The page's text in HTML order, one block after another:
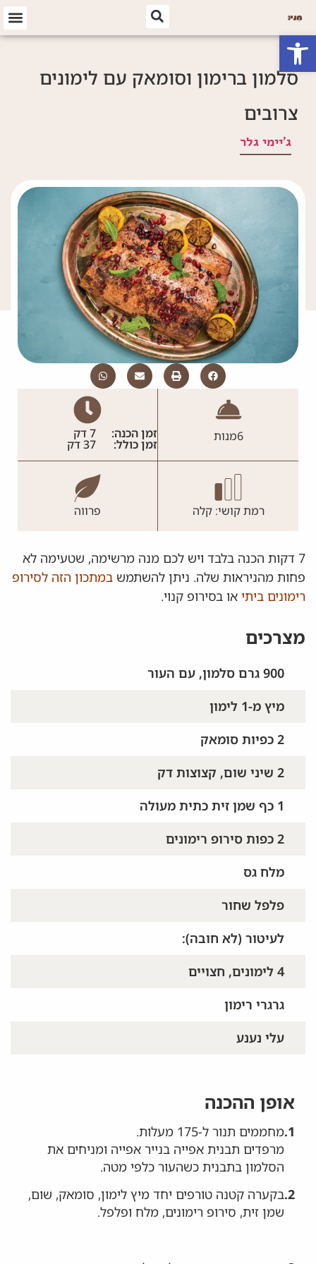
פתח סרגל נגישות
סלמון ברימון וסומאק עם לימונים
צרובים
ג'יימי גלר
6מנות זמן הכנה: 7 דק
זמן כולל: 37 דק
רמת קושי: קלה פרווה
7 דקות הכנה בלבד ויש לכם מנה מרשימה, שטעימה לא
פחות מהניראות שלה. ניתן להשתמש במתכון הזה לסירופ
רימונים ביתי או בסירופ קנוי.
מצרכים
900 גרם סלמון, עם העור
מיץ מ-1 לימון
2 כפיות סומאק
2 שיני שום, קצוצות דק
1 כף שמן זית כתית מעולה
2 כפות סירופ רימונים
מלח גס
פלפל שחור
לעיטור (לא חובה):
4 לימונים, חצויים
גרגרי רימון
עלי נענע
אופן ההכנה
1. מחממים תנור ל-175 מעלות.
מרפדים תבנית אפייה בנייר אפייה ומניחים את
הסלמון בתבנית כשהעור כלפי מטה.
2. בקערה קטנה טורפים יחד מיץ לימון, סומאק, שום,
שמן זית, סירופ רימונים, מלח ופלפל.